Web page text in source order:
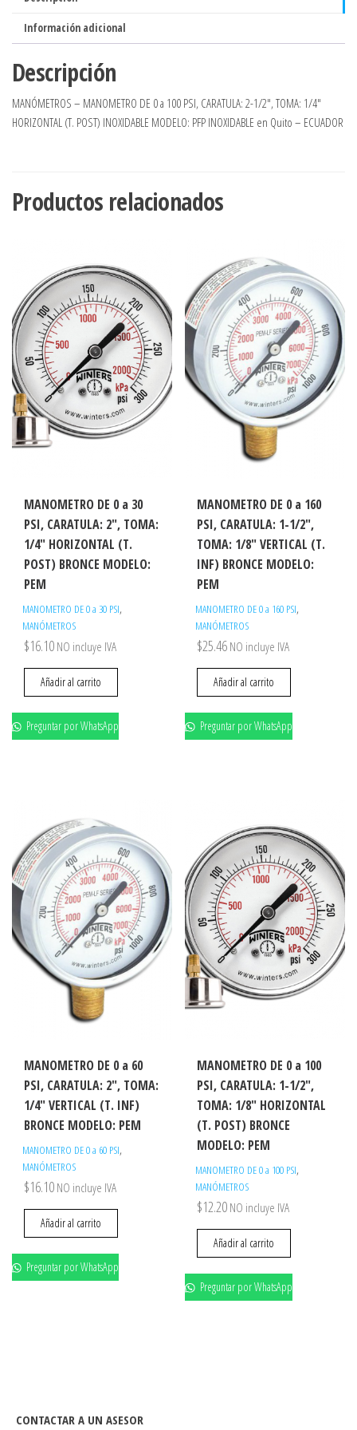
cantidad
Información adicional
Descripción
MANÓMETROS – MANOMETRO DE 0 a 100 PSI, CARATULA: 2-1/2″, TOMA: 1/4″
HORIZONTAL (T. POST) INOXIDABLE MODELO: PFP INOXIDABLE en Quito – ECUADOR
Productos relacionados
MANOMETRO DE 0 a 30
PSI, CARATULA: 2″, TOMA:
1/4″ HORIZONTAL (T.
POST) BRONCE MODELO:
PEM
MANOMETRO DE 0 a 30 PSI,
MANÓMETROS
$16.10 NO incluye IVA
Añadir al carrito
Preguntar por WhatsApp
MANOMETRO DE 0 a 160
PSI, CARATULA: 1-1/2″,
TOMA: 1/8″ VERTICAL (T.
INF) BRONCE MODELO:
PEM
MANOMETRO DE 0 a 160 PSI,
MANÓMETROS
$25.46 NO incluye IVA
Añadir al carrito
Preguntar por WhatsApp
MANOMETRO DE 0 a 60
PSI, CARATULA: 2″, TOMA:
1/4″ VERTICAL (T. INF)
BRONCE MODELO: PEM
MANOMETRO DE 0 a 60 PSI,
MANÓMETROS
$16.10 NO incluye IVA
Añadir al carrito
Preguntar por WhatsApp
MANOMETRO DE 0 a 100
PSI, CARATULA: 1-1/2″,
TOMA: 1/8″ HORIZONTAL
(T. POST) BRONCE
MODELO: PEM
MANOMETRO DE 0 a 100 PSI,
MANÓMETROS
$12.20 NO incluye IVA
Añadir al carrito
Preguntar por WhatsApp
CONTACTAR A UN ASESOR